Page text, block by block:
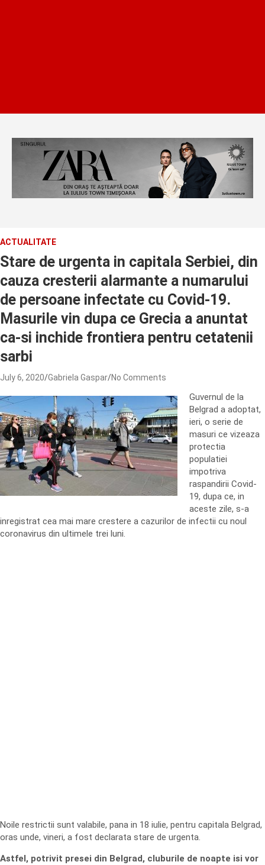
ACTUALITATE
Stare de urgenta in capitala Serbiei, din
cauza cresterii alarmante a numarului
de persoane infectate cu Covid-19.
Masurile vin dupa ce Grecia a anuntat
ca-si inchide frontiera pentru cetatenii
sarbi
July 6, 2020 Gabriela Gaspar No Comments
Guvernul de la
Belgrad a adoptat,
ieri, o serie de
masuri ce vizeaza
protectia
populatiei
impotriva
raspandirii Covid-
19, dupa ce, in
aceste zile, s-a
inregistrat cea mai mare crestere a cazurilor de infectii cu noul
coronavirus din ultimele trei luni.
Noile restrictii sunt valabile, pana in 18 iulie, pentru capitala Belgrad,
oras unde, vineri, a fost declarata stare de urgenta.
Astfel, potrivit presei din Belgrad, cluburile de noapte isi vor